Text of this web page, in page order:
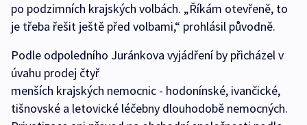
po podzimních krajských volbách. „Říkám otevřeně, to
je třeba řešit ještě před volbami,“ prohlásil původně.
Podle odpoledního Juránkova vyjádření by přicházel v
úvahu prodej čtyř
menších krajských nemocnic - hodonínské, ivančické,
tišnovské a letovické léčebny dlouhodobě nemocných.